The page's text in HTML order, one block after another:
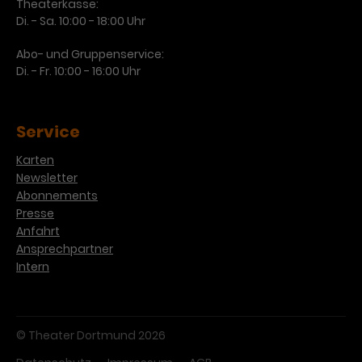
verschiedene Websites hinweg.
Theaterkasse:
Di. - Sa. 10:00 - 18:00 Uhr
Abo- und Gruppenservice:
Di. - Fr. 10:00 - 16:00 Uhr
Service
Karten
Newsletter
Abonnements
Presse
Anfahrt
Ansprechpartner
Intern
© Theater Dortmund 2026